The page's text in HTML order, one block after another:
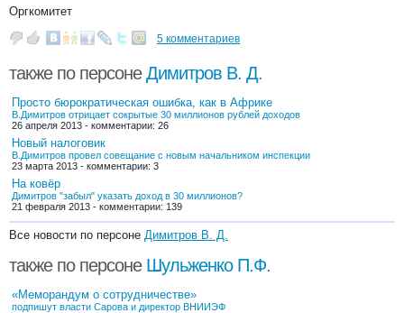
Оргкомитет
5 комментариев
также по персонеДимитров В. Д.
Просто бюрократическая ошибка, как в Африке
В.Димитров отрицает сокрытые 30 миллионов рублей доходов
26 апреля 2013 - комментарии: 26
Новый налоговик
В.Димитров провел совещание с новым начальником инспекции
23 марта 2013 - комментарии: 3
На ковёр
Димитров "забыл" указать доход в 30 миллионов?
21 февраля 2013 - комментарии: 139
Все новости по персоне Димитров В. Д.
также по персоне Шульженко П.Ф.
«Меморандум о сотрудничестве»
подпишут власти Сарова и директор ВНИИЭФ